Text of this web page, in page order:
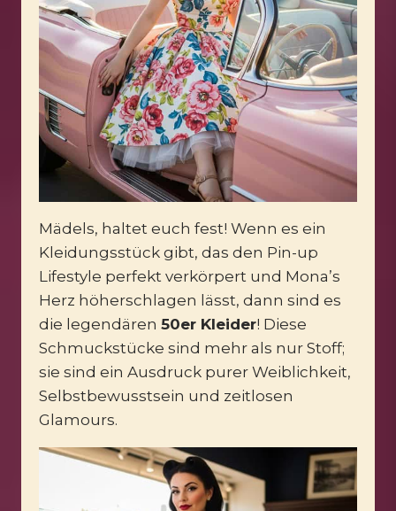
Mädels, haltet euch fest! Wenn es ein
Kleidungsstück gibt, das den Pin-up
Lifestyle perfekt verkörpert und Mona’s
Herz höherschlagen lässt, dann sind es
die legendären 50er Kleider! Diese
Schmuckstücke sind mehr als nur Stoff;
sie sind ein Ausdruck purer Weiblichkeit,
Selbstbewusstsein und zeitlosen
Glamours.